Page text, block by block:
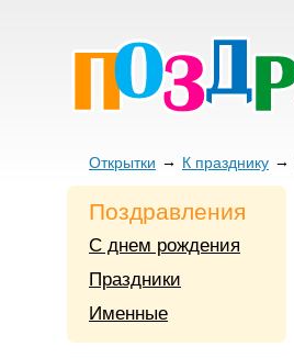
Открытки К празднику
Поздравления
С днем рождения
Праздники
Именные